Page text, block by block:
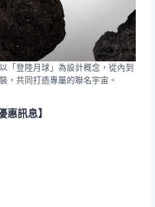
「登陸月球」為設計概念，從內到
，共同打造專屬的聯名宇宙。
惠訊息】